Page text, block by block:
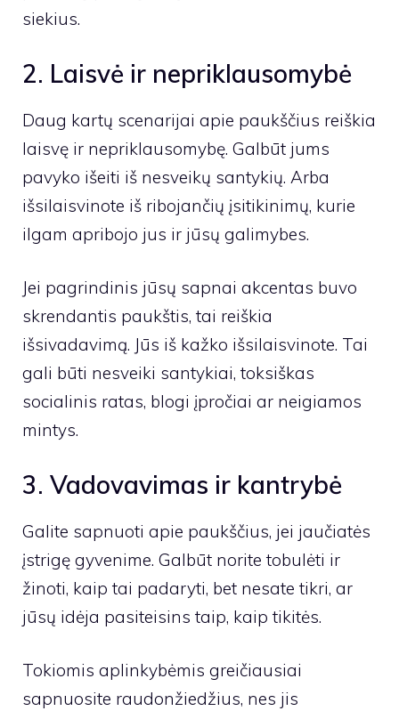
siekius.
2. Laisvė ir nepriklausomybė
Daug kartų scenarijai apie paukščius reiškia
laisvę ir nepriklausomybę. Galbūt jums
pavyko išeiti iš nesveikų santykių. Arba
išsilaisvinote iš ribojančių įsitikinimų, kurie
ilgam apribojo jus ir jūsų galimybes.
Jei pagrindinis jūsų sapnai akcentas buvo
skrendantis paukštis, tai reiškia
išsivadavimą. Jūs iš kažko išsilaisvinote. Tai
gali būti nesveiki santykiai, toksiškas
socialinis ratas, blogi įpročiai ar neigiamos
mintys.
3. Vadovavimas ir kantrybė
Galite sapnuoti apie paukščius, jei jaučiatės
įstrigę gyvenime. Galbūt norite tobulėti ir
žinoti, kaip tai padaryti, bet nesate tikri, ar
jūsų idėja pasiteisins taip, kaip tikitės.
Tokiomis aplinkybėmis greičiausiai
sapnuosite raudonžiedžius, nes jis